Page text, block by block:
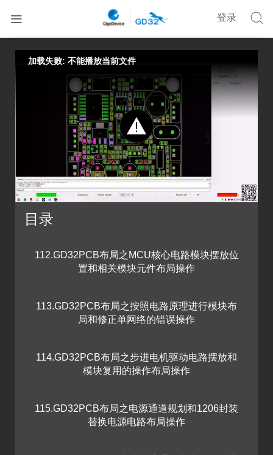
 
登录
首页 基于Cadence的GD32 MCU硬件设计课程五
加载失败: 不能播放当前文件
目录
112.GD32PCB布局之MCU核心电路模块摆放位
置和相关模块元件布局操作
113.GD32PCB布局之按照电路原理进行模块布
局和修正单网络的错误操作
114.GD32PCB布局之步进电机驱动电路摆放和
模块复用的操作布局操作
115.GD32PCB布局之电源通道规划和1206封装
替换电源电路布局操作